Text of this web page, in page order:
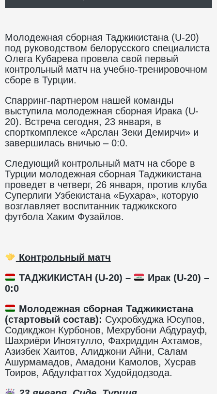
Молодежная сборная Таджикистана (U-20)
под руководством белорусского специалиста
Олега Кубарева провела свой первый
контрольный матч на учебно-тренировочном
сборе в Турции.
Спарринг-партнером нашей команды
выступила молодежная сборная Ирака (U-
20). Встреча сегодня, 23 января, в
спорткомплексе «Арслан Зеки Демирчи» и
завершилась вничью – 0:0.
Следующий контрольный матч на сборе в
Турции молодежная сборная Таджикистана
проведет в четверг, 26 января, против клуба
Суперлиги Узбекистана «Бухара», которую
возглавляет воспитанник таджикского
футбола Хаким Фузайлов.
Контрольный матч
ТАДЖИКИСТАН (U-20) – Ирак (U-20) –
0:0
Молодежная сборная Таджикистана
(стартовый состав): Сухробхуджа Юсупов,
Содикджон Курбонов, Мехрубони Абдурауф,
Шахриёри Иноятулло, Фахриддин Ахтамов,
Азизбек Хаитов, Алиджони Айни, Салам
Ашурмамадов, Амадони Камолов, Хусрав
Тоиров, Абдулфаттох Худойдодзода.